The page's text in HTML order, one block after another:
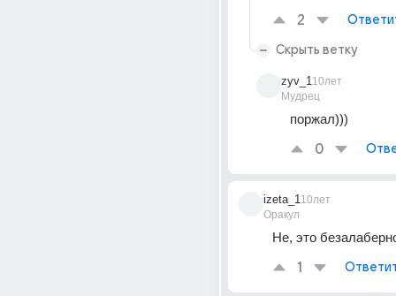
2
Скрыть ветку
zyv_1
Мудрец
10лет
поржал)))
0
izeta_1
Оракул
10лет
Не, это
1